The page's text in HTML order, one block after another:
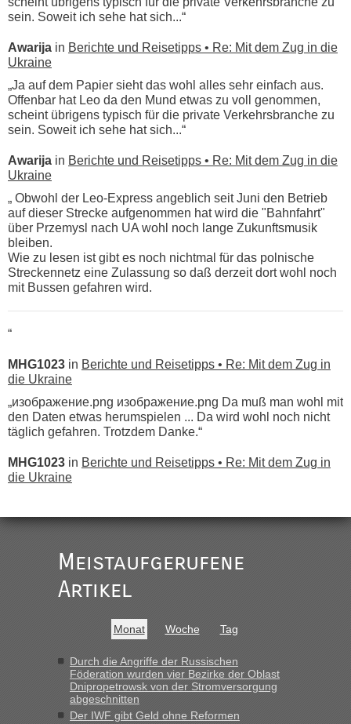
sein. Soweit ich sehe hat sich...“
Awarija in Berichte und Reisetipps • Re: Mit dem Zug in die
Ukraine
„Ja auf dem Papier sieht das wohl alles sehr einfach aus.
Offenbar hat Leo da den Mund etwas zu voll genommen,
scheint übrigens typisch für die private Verkehrsbranche zu
sein. Soweit ich sehe hat sich...“
Awarija in Berichte und Reisetipps • Re: Mit dem Zug in die
Ukraine
„ Obwohl der Leo-Express angeblich seit Juni den Betrieb
auf dieser Strecke aufgenommen hat wird die "Bahnfahrt"
über Przemysl nach UA wohl noch lange Zukunftsmusik
bleiben.
Wie zu lesen ist gibt es noch nichtmal für das polnische
Streckennetz eine Zulassung so daß derzeit dort wohl noch
mit Bussen gefahren wird.
“
MHG1023 in Berichte und Reisetipps • Re: Mit dem Zug in
die Ukraine
„изображение.png изображение.png Da muß man wohl mit
den Daten etwas herumspielen ... Da wird wohl noch nicht
täglich gefahren. Trotzdem Danke.“
MHG1023 in Berichte und Reisetipps • Re: Mit dem Zug in
die Ukraine
Ist korrekt, aber ich finde man hätte trotzdem im Text gleich
darauf hinweisen können.
War aber nicht "böse" gemeint ...
buchbar - warum auch immer ...
Hab´s versucht - bekomme aber immer angezeigt "auf dieser
Strecke fahren wir nicht"
Meistaufgerufene
Artikel
Monat Woche Tag
Durch die Angriffe der Russischen
Föderation wurden vier Bezirke der Oblast
Dnipropetrowsk von der Stromversorgung
abgeschnitten
Der IWF gibt Geld ohne Reformen